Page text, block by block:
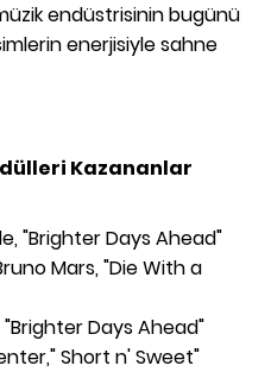
endüstrisinin bugünü
enerjisiyle sahne
Kazananlar
"Brighter Days Ahead"
Mars, "Die With a
Days Ahead"
Short n' Sweet"